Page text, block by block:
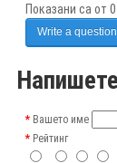
Показани са от
Write a question
Вашето име
Рейтинг